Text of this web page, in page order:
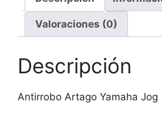
Valoraciones (0)
Descripción
Antirrobo Artago Yamaha Jog